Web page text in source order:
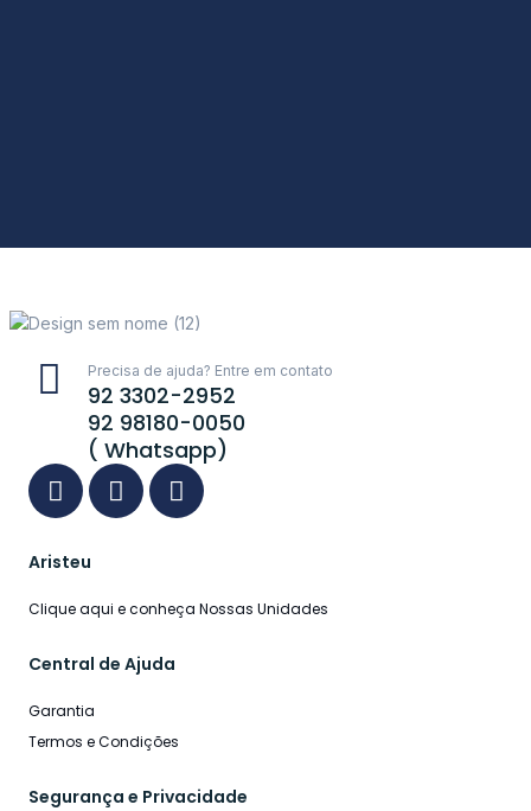
Precisa de ajuda? Entre em contato
92 3302-2952
92 98180-0050
( Whatsapp)
Aristeu
Clique aqui e conheça Nossas Unidades
Central de Ajuda
Garantia
Termos e Condições
Segurança e Privacidade